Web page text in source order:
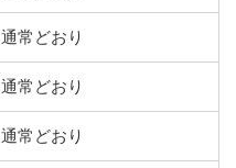
通常どおり
通常どおり
通常どおり